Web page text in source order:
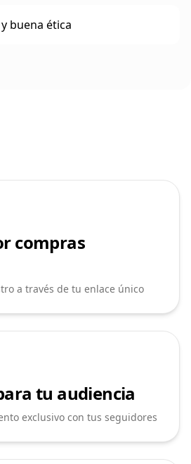
buena ética
compras
a través de tu enlace único
tu audiencia
exclusivo con tus seguidores